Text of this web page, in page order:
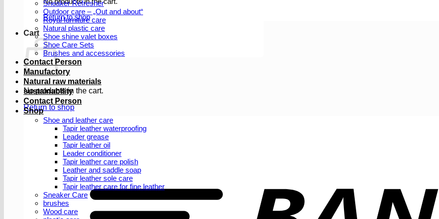
Return to shop
Cart
No products in the cart.
Return to shop
Sneaker Refresher
Outdoor care – „Out and about“
Royal furniture care
Natural plastic care
Shoe shine valet boxes
Shoe Care Sets
Brushes and accessories
Contact Person
Manufactory
Natural raw materials
sustainability
Contact Person
Shop
Shoe and leather care
Tapir leather waterproofing
Leader grease
Tapir leather oil
Leader conditioner
Tapir leather care polish
Leather and saddle soap
Tapir leather sole care
Tapir leather care for fine leather
Sneaker Care
brushes
Wood care